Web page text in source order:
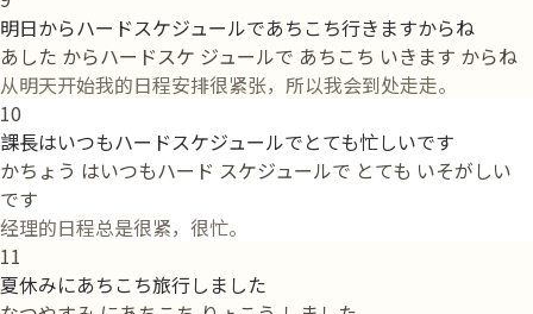
明日からハードスケジュールであちこち行きますからね
あした からハードスケ ジュールで あちこち いきます からね
从明天开始我的日程安排很紧张，所以我会到处走走。
10
課長はいつもハードスケジュールでとても忙しいです
かちょう はいつもハード スケジュールで とても いそがしい
です
经理的日程总是很紧，很忙。
11
夏休みにあちこち旅行しました